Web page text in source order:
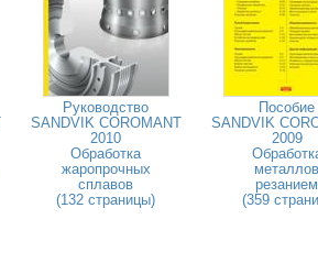
Руководство
SANDVIK COROMANT
2010
Обработка
жаропрочных
сплавов
(132 страницы)
Пособие
SANDVIK
2009
металлов
резанием
(359